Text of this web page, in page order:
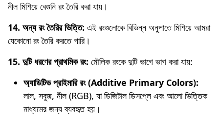
নীল মিশিয়ে বেগুনি রং তৈরি করা যায়।
14. অন্য রং তৈরির ভিত্তি: এই রংগুলোকে বিভিন্ন অনুপাতে মিশিয়ে আমরা
যেকোনো রং তৈরি করতে পারি।
15. দুটি ধরণের প্রাথমিক রং: মৌলিক রংকে দুটি ভাগে ভাগ করা যায়:
অ্যাডিটিভ প্রাইমারি রং (Additive Primary Colors):
লাল, সবুজ, নীল (RGB), যা ডিজিটাল ডিসপ্লে এবং আলো ভিত্তিক
মাধ্যমের জন্য ব্যবহৃত হয়।